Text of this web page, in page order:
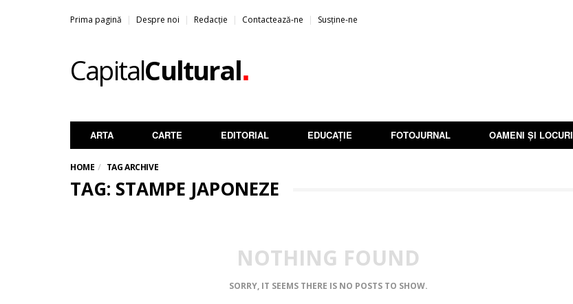
Prima pagină Despre noi Redacție Contactează-ne Susține-ne
CapitalCultural.
ARTA CARTE EDITORIAL EDUCAȚIE FOTOJURNAL OAMENI ȘI LOCURI
HOME TAG ARCHIVE
TAG: STAMPE JAPONEZE
NOTHING FOUND
SORRY, IT SEEMS THERE IS NO POSTS TO SHOW.